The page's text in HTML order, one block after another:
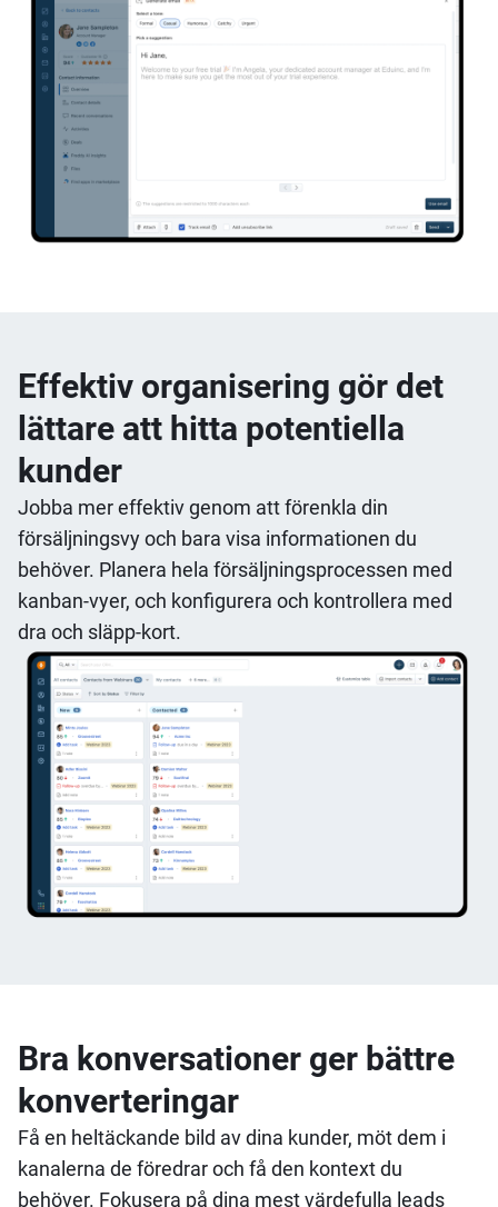
Effektiv organisering gör det
lättare att hitta potentiella
kunder
Jobba mer effektiv genom att förenkla din
försäljningsvy och bara visa informationen du
behöver. Planera hela försäljningsprocessen med
kanban-vyer, och konfigurera och kontrollera med
dra och släpp-kort.
Bra konversationer ger bättre
konverteringar
Få en heltäckande bild av dina kunder, möt dem i
kanalerna de föredrar och få den kontext du
behöver. Fokusera på dina mest värdefulla leads